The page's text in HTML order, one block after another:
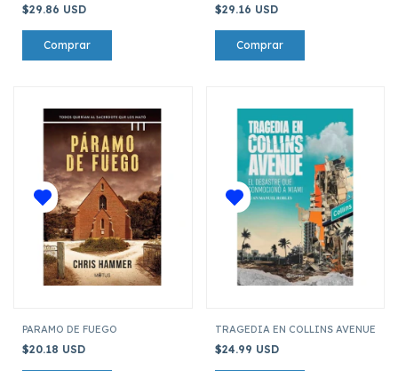
$29.86 USD $29.16 USD
PARAMO DE FUEGO
$20.18 USD
TRAGEDIA EN COLLINS AVENUE
$24.99 USD